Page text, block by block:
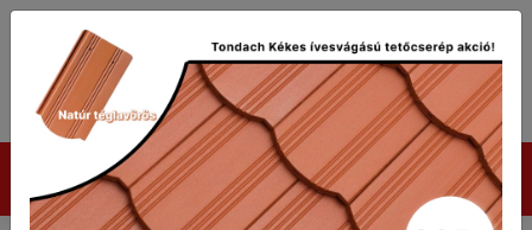
Termékek